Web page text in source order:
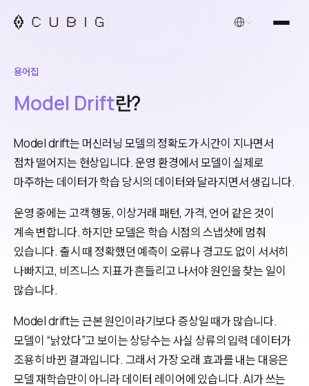
한국어
용어집
Model Drift란?
Model drift는 머신러닝 모델의 정확도가 시간이 지나면서
점차 떨어지는 현상입니다. 운영 환경에서 모델이 실제로
마주하는 데이터가 학습 당시의 데이터와 달라지면서 생깁니다.
운영 중에는 고객 행동, 이상거래 패턴, 가격, 언어 같은 것이
계속 변합니다. 하지만 모델은 학습 시점의 스냅샷에 멈춰
있습니다. 출시 때 정확했던 예측이 오류나 경고도 없이 서서히
나빠지고, 비즈니스 지표가 흔들리고 나서야 원인을 찾는 일이
많습니다.
Model drift는 근본 원인이라기보다 증상일 때가 많습니다.
모델이 “낡았다”고 보이는 상당수는 사실 상류의 입력 데이터가
조용히 바뀐 결과입니다. 그래서 가장 오래 효과를 내는 대응은
모델 재학습만이 아니라 데이터 레이어에 있습니다.AI가 쓰는